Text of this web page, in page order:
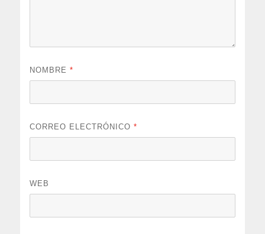
NOMBRE*
CORREO ELECTRÓNICO*
WEB